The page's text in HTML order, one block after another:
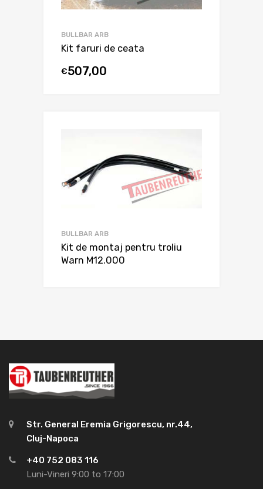
BULLBAR ARB
Kit faruri de ceata
€507,00
BULLBAR ARB
Kit de montaj pentru troliu
Warn M12.000
Str. General Eremia Grigorescu, nr.44,
Cluj-Napoca
+40 752 083 116
Luni-Vineri 9:00 to 17:00